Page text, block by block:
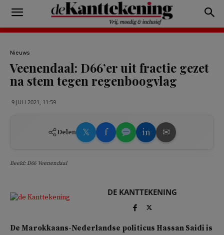
Nieuws
Veenendaal: D66’er uit fractie gezet
na stem tegen regenboogvlag
9 JULI 2021, 11:59
Delen 𝕏 f in ✉
Beeld: D66 Veenendaal
DE KANTTEKENING
De Marokkaans-Nederlandse politicus Hassan Saidi is